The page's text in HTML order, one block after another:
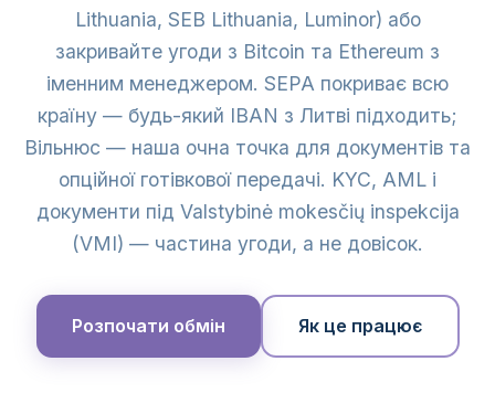
Lithuania, SEB Lithuania, Luminor) або
закривайте угоди з Bitcoin та Ethereum з
іменним менеджером. SEPA покриває всю
країну — будь-який IBAN з Литві підходить;
Вільнюс — наша очна точка для документів та
опційної готівкової передачі. KYC, AML і
документи під Valstybinė mokesčių inspekcija
(VMI) — частина угоди, а не довісок.
Розпочати обмін Як це працює